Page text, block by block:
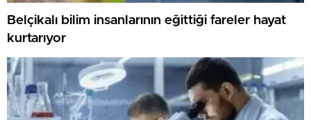
Belçikalı bilim insanlarının eğittiği fareler hayat
kurtarıyor